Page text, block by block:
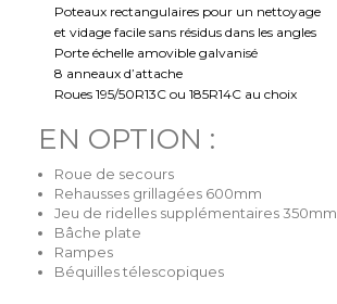
Poteaux rectangulaires pour un nettoyage
et vidage facile sans résidus dans les angles
Porte échelle amovible galvanisé
8 anneaux d’attache
Roues 195/50R13C ou 185R14C au choix
EN OPTION :
Roue de secours
Rehausses grillagées 600mm
Jeu de ridelles supplémentaires 350mm
Bâche plate
Rampes
Béquilles télescopiques